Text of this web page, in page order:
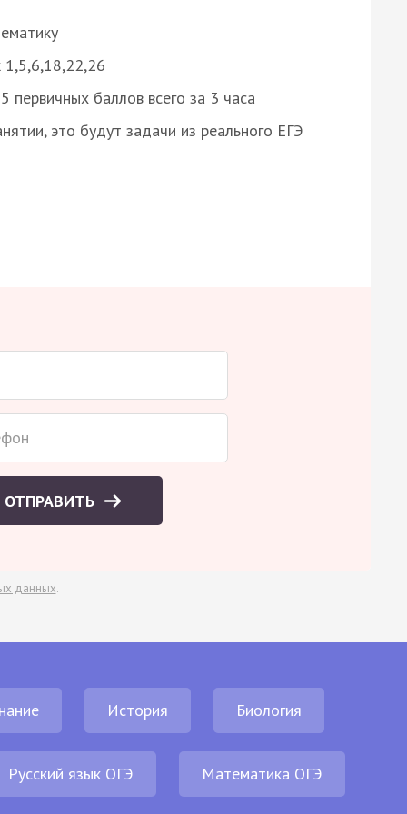
1,5,6,18,22,26
баллов всего за 3 часа
это будут задачи из реального ЕГЭ
ОТПРАВИТЬ
данных.
История Биология
Русский язык ОГЭ Математика ОГЭ